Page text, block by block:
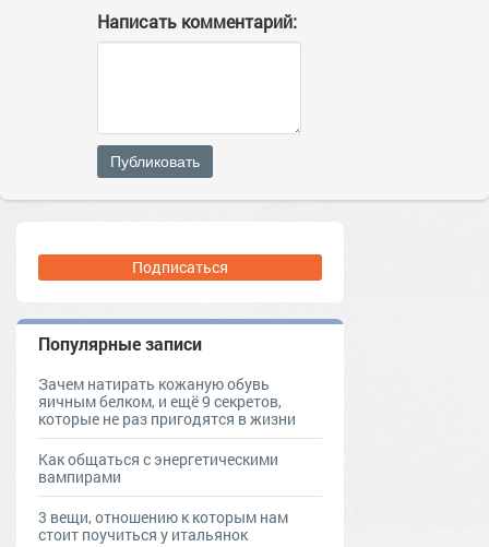
Написать комментарий:
Публиковать
Подписаться
Популярные записи
Зачем натирать кожаную обувь
яичным белком, и ещё 9 секретов,
которые не раз пригодятся в жизни
Как общаться с энергетическими
вампирами
3 вещи, отношению к которым нам
стоит поучиться у итальянок